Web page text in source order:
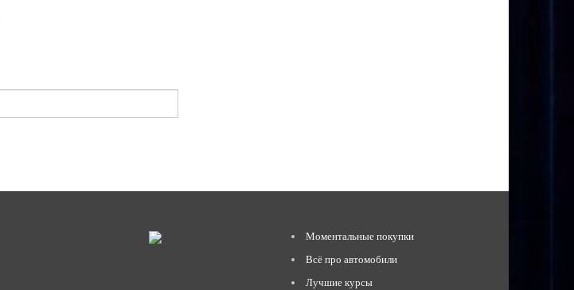
Моментальные покупки
Всё про автомобили
Лучшие курсы